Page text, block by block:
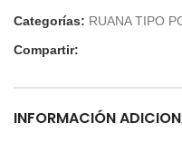
Categorías: RUANA TIPO
Compartir:
INFORMACIÓN